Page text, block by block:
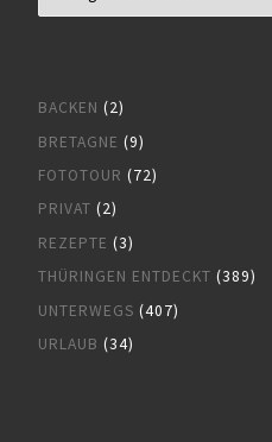
BACKEN (2)
BRETAGNE (9)
FOTOTOUR (72)
PRIVAT (2)
REZEPTE (3)
THÜRINGEN ENTDECKT (389)
UNTERWEGS (407)
URLAUB (34)